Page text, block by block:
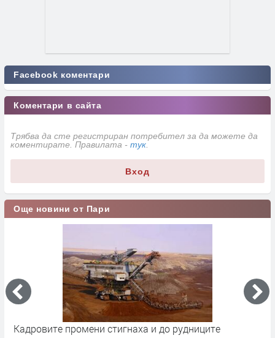
Facebook коментари
Коментари в сайта
Трябва да сте регистриран потребител за да можете да
коментирате. Правилата - тук
Вход
Още новини от Пари
Кадровите промени стигнаха и до рудниците